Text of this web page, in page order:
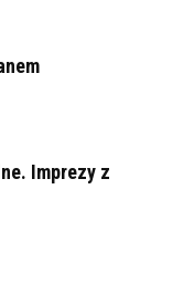
Imprezy z